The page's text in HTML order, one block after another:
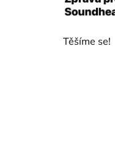
Těšíme se!